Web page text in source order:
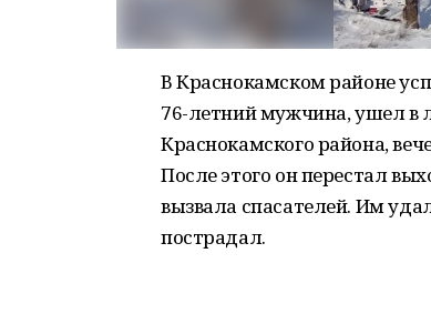
В Краснокамском районе
76-летний мужчина, ушел в
Краснокамского района,
После этого он перестал
вызвала спасателей. Им
пострадал.